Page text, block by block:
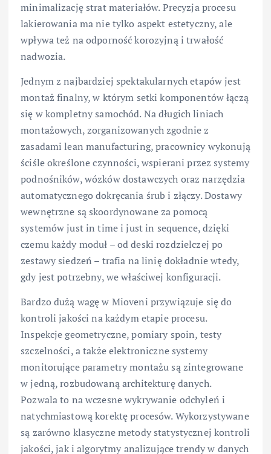
minimalizację strat materiałów. Precyzja procesu
lakierowania ma nie tylko aspekt estetyczny, ale
wpływa też na odporność korozyjną i trwałość
nadwozia.
Jednym z najbardziej spektakularnych etapów jest
montaż finalny, w którym setki komponentów łączą
się w kompletny samochód. Na długich liniach
montażowych, zorganizowanych zgodnie z
zasadami lean manufacturing, pracownicy wykonują
ściśle określone czynności, wspierani przez systemy
podnośników, wózków dostawczych oraz narzędzia
automatycznego dokręcania śrub i złączy. Dostawy
wewnętrzne są skoordynowane za pomocą
systemów just in time i just in sequence, dzięki
czemu każdy moduł – od deski rozdzielczej po
zestawy siedzeń – trafia na linię dokładnie wtedy,
gdy jest potrzebny, we właściwej konfiguracji.
Bardzo dużą wagę w Mioveni przywiązuje się do
kontroli jakości na każdym etapie procesu.
Inspekcje geometryczne, pomiary spoin, testy
szczelności, a także elektroniczne systemy
monitorujące parametry montażu są zintegrowane
w jedną, rozbudowaną architekturę danych.
Pozwala to na wczesne wykrywanie odchyleń i
natychmiastową korektę procesów. Wykorzystywane
są zarówno klasyczne metody statystycznej kontroli
jakości, jak i algorytmy analizujące trendy w danych